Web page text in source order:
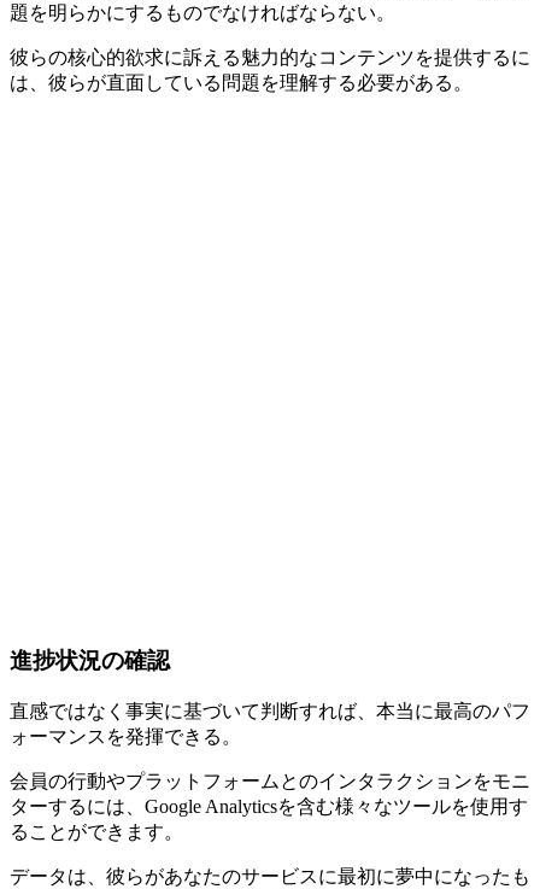
題を明らかにするものでなければならない。
彼らの核心的欲求に訴える魅力的なコンテンツを提供するに
は、彼らが直面している問題を理解する必要がある。
進捗状況の確認
直感ではなく事実に基づいて判断すれば、本当に最高のパフ
ォーマンスを発揮できる。
会員の行動やプラットフォームとのインタラクションをモニ
ターするには、Google Analyticsを含む様々なツールを使用す
ることができます。
データは、彼らがあなたのサービスに最初に夢中になったも